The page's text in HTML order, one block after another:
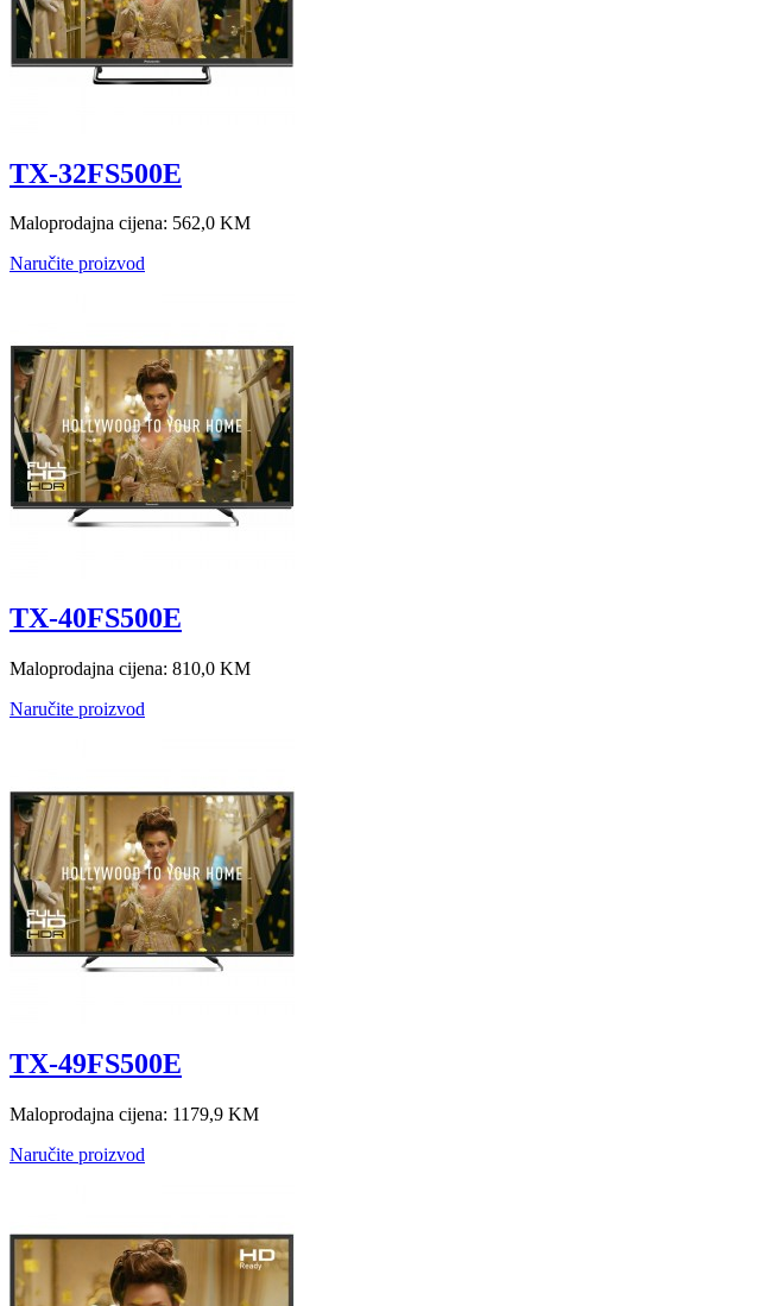
TX-32FS500E
Maloprodajna cijena: 562,0 KM
Naručite proizvod
TX-40FS500E
Maloprodajna cijena: 810,0 KM
Naručite proizvod
TX-49FS500E
Maloprodajna cijena: 1179,9 KM
Naručite proizvod